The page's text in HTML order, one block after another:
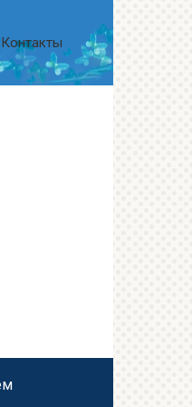
Контакты